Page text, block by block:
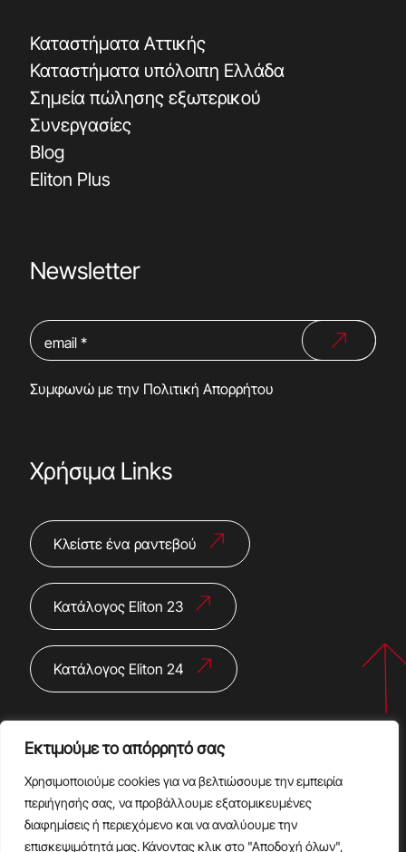
Εκτιμούμε το απόρρητό σας
Χρησιμοποιούμε cookies για να βελτιώσουμε την εμπειρία
περιήγησής σας, να προβάλλουμε εξατομικευμένες
διαφημίσεις ή περιεχόμενο και να αναλύουμε την
επισκεψιμότητά μας. Κάνοντας κλικ στο "Αποδοχή όλων",
Καταστήματα Αττικής
Καταστήματα υπόλοιπη Ελλάδα
Σημεία πώλησης εξωτερικού
Συνεργασίες
Blog
Eliton Plus
Newsletter
Συμφωνώ με την Πολιτική Απορρήτου
Χρήσιμα Links
Κλείστε ένα ραντεβού
Κατάλογος Eliton 23
Κατάλογος Eliton 24
Copyright @2024 |Πολιτική Απορρήτου|Όροι Χρήσης